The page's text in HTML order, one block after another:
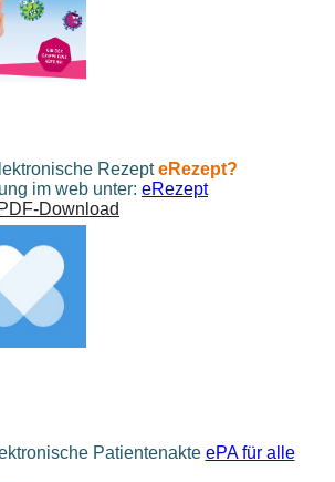
Rezept eRezept?
im web unter: eRezept
PDF-Download
Patientenakte ePA für alle